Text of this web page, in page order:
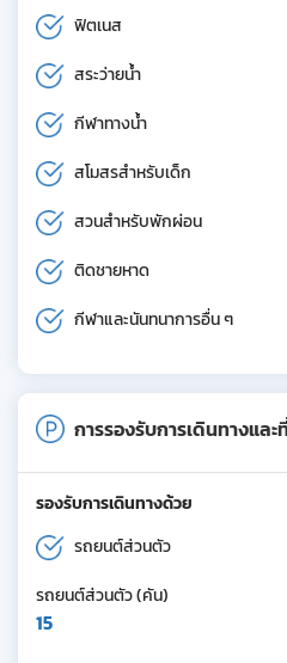
ฟิตเนส
สระว่ายน้ำ
กีฬาทางน้ำ
สโมสรสำหรับเด็ก
สวนสำหรับพักผ่อน
ติดชายหาด
กีฬาและนันทนาการอื่น ๆ
การรองรับการเดินทางแล
รองรับการเดินทางด้วย
รถยนต์ส่วนตัว
รถยนต์ส่วนตัว (คัน)
15